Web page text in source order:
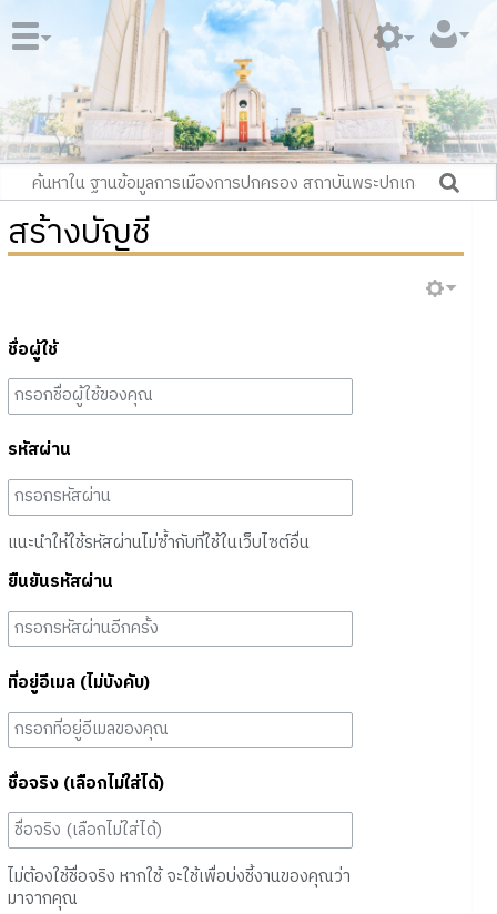
สร้างบัญชี
ชื่อผู้ใช้
รหัสผ่าน
แนะนำให้ใช้รหัสผ่านไม่ซ้ำกับที่ใช้ในเว็บไซต์อื่น
ยืนยันรหัสผ่าน
ที่อยู่อีเมล (ไม่บังคับ)
ชื่อจริง (เลือกไม่ใส่ได้)
ไม่ต้องใช้ชื่อจริง หากใช้ จะใช้เพื่อบ่งชี้งานของคุณว่า
มาจากคุณ